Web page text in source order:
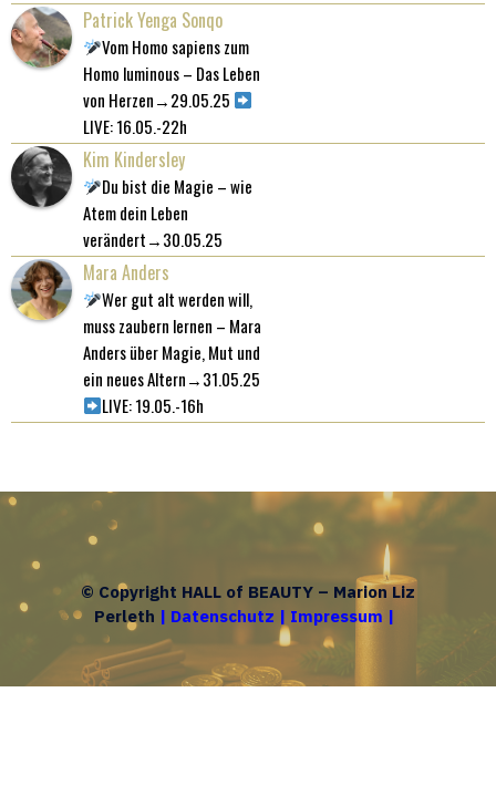
Patrick Yenga Sonqo
Vom Homo sapiens zum
Homo luminous – Das Leben
von Herzen→29.05.25
LIVE: 16.05.-22h
Kim Kindersley
Du bist die Magie – wie
Atem dein Leben
verändert→30.05.25
Mara Anders
Wer gut alt werden will,
muss zaubern lernen – Mara
Anders über Magie, Mut und
ein neues Altern→31.05.25
LIVE: 19.05.-16h
© Copyright HALL of BEAUTY – Marion Liz
Perleth | Datenschutz | Impressum |